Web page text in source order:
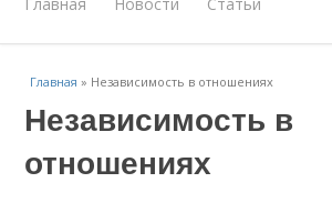
Главная » Независимость в отношениях
Независимость в
отношениях